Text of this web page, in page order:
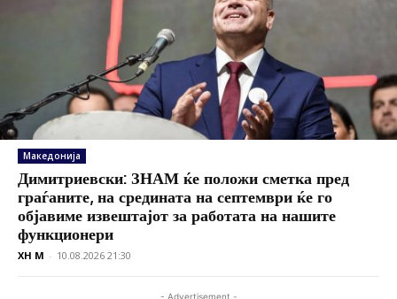
Македонија
Димитриевски: ЗНАМ ќе положи сметка пред
граѓаните, на средината на септември ќе го
објавиме извештајот за работата на нашите
функционери
XH M - 10.08.2026 21:30
- Advertisement -